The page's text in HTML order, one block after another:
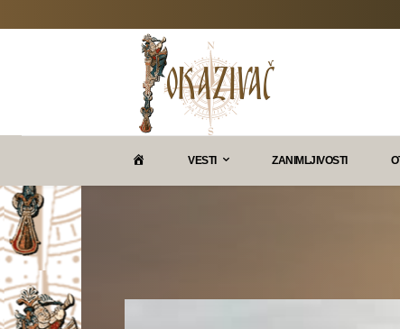
VESTI ZANIMLJIVOSTI